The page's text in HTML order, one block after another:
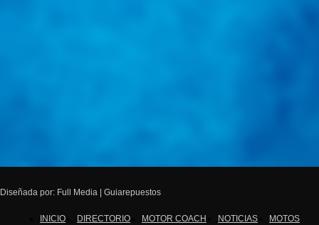
Diseñada por: Full Media | Guiarepuestos
INICIO DIRECTORIO MOTOR COACH NOTICIAS
MOTOS